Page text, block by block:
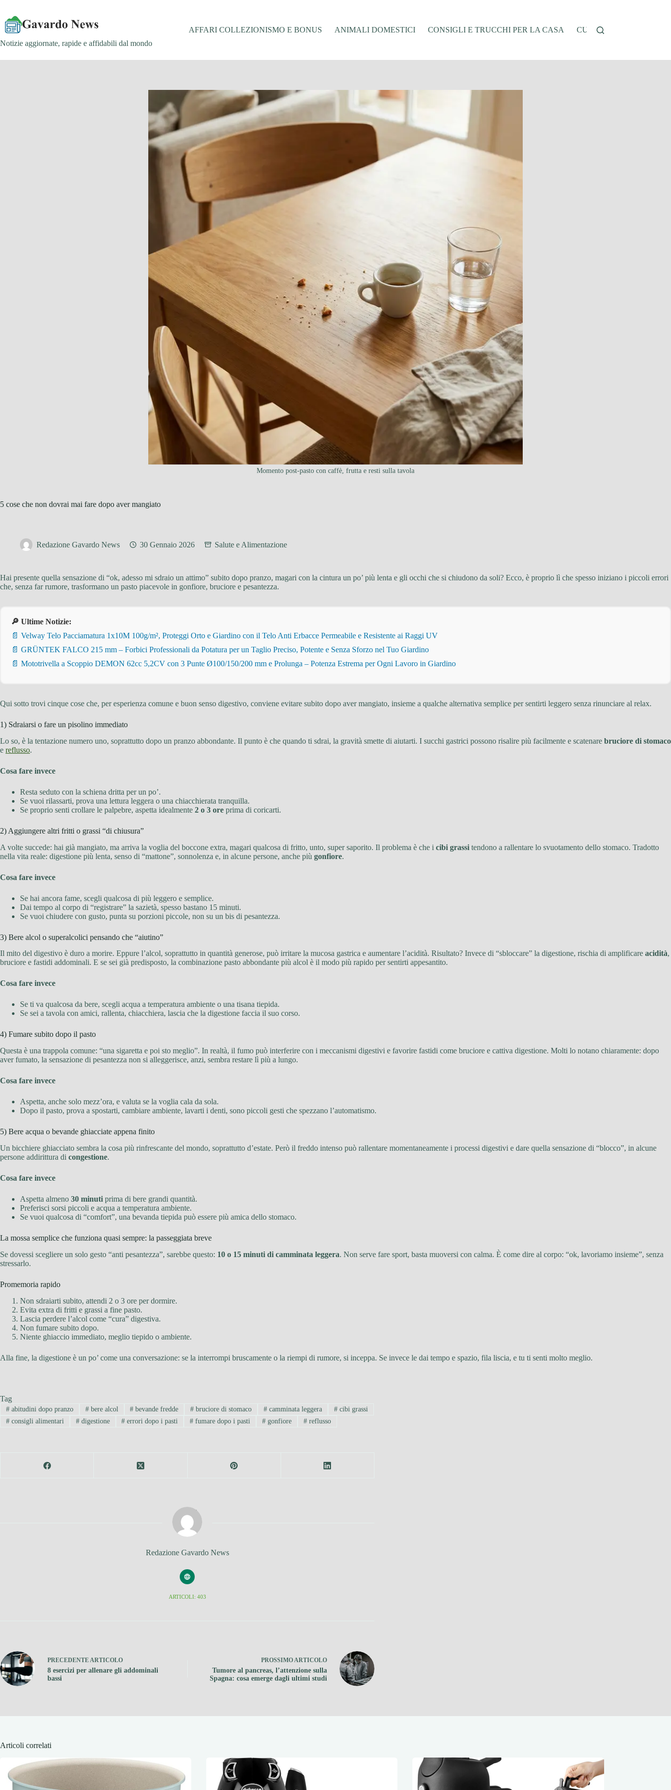
contenuto
Notizie aggiornate, rapide e affidabili dal mondo
AFFARI COLLEZIONISMO E BONUS ANIMALI DOMESTICI CONSIGLI E TRUCCHI PER LA CASA CUCINA E RICETTE
Momento post-pasto con caffè, frutta e resti sulla tavola
5 cose che non dovrai mai fare dopo aver mangiato
Redazione Gavardo News 30 Gennaio 2026 Salute e Alimentazione
Hai presente quella sensazione di “ok, adesso mi sdraio un attimo” subito dopo pranzo, magari con la cintura un po’ più lenta e gli occhi che si chiudono da soli? Ecco, è proprio lì che spesso iniziano i piccoli errori
che, senza far rumore, trasformano un pasto piacevole in gonfiore, bruciore e pesantezza.
🔎 Ultime Notizie:
📄 Velway Telo Pacciamatura 1x10M 100g/m², Proteggi Orto e Giardino con il Telo Anti Erbacce Permeabile e Resistente ai Raggi UV
📄 GRÜNTEK FALCO 215 mm – Forbici Professionali da Potatura per un Taglio Preciso, Potente e Senza Sforzo nel Tuo Giardino
📄 Mototrivella a Scoppio DEMON 62cc 5,2CV con 3 Punte Ø100/150/200 mm e Prolunga – Potenza Estrema per Ogni Lavoro in Giardino
Qui sotto trovi cinque cose che, per esperienza comune e buon senso digestivo, conviene evitare subito dopo aver mangiato, insieme a qualche alternativa semplice per sentirti leggero senza rinunciare al relax.
1) Sdraiarsi o fare un pisolino immediato
Lo so, è la tentazione numero uno, soprattutto dopo un pranzo abbondante. Il punto è che quando ti sdrai, la gravità smette di aiutarti. I succhi gastrici possono risalire più facilmente e scatenare bruciore di stomaco
e reflusso.
Cosa fare invece
Resta seduto con la schiena dritta per un po’.
Se vuoi rilassarti, prova una lettura leggera o una chiacchierata tranquilla.
Se proprio senti crollare le palpebre, aspetta idealmente 2 o 3 ore prima di coricarti.
2) Aggiungere altri fritti o grassi “di chiusura”
A volte succede: hai già mangiato, ma arriva la voglia del boccone extra, magari qualcosa di fritto, unto, super saporito. Il problema è che i cibi grassi tendono a rallentare lo svuotamento dello stomaco. Tradotto
nella vita reale: digestione più lenta, senso di “mattone”, sonnolenza e, in alcune persone, anche più gonfiore.
Cosa fare invece
Se hai ancora fame, scegli qualcosa di più leggero e semplice.
Dai tempo al corpo di “registrare” la sazietà, spesso bastano 15 minuti.
Se vuoi chiudere con gusto, punta su porzioni piccole, non su un bis di pesantezza.
3) Bere alcol o superalcolici pensando che “aiutino”
Il mito del digestivo è duro a morire. Eppure l’alcol, soprattutto in quantità generose, può irritare la mucosa gastrica e aumentare l’acidità. Risultato? Invece di “sbloccare” la digestione, rischia di amplificare acidità,
bruciore e fastidi addominali. E se sei già predisposto, la combinazione pasto abbondante più alcol è il modo più rapido per sentirti appesantito.
Cosa fare invece
Se ti va qualcosa da bere, scegli acqua a temperatura ambiente o una tisana tiepida.
Se sei a tavola con amici, rallenta, chiacchiera, lascia che la digestione faccia il suo corso.
4) Fumare subito dopo il pasto
Questa è una trappola comune: “una sigaretta e poi sto meglio”. In realtà, il fumo può interferire con i meccanismi digestivi e favorire fastidi come bruciore e cattiva digestione. Molti lo notano chiaramente: dopo
aver fumato, la sensazione di pesantezza non si alleggerisce, anzi, sembra restare lì più a lungo.
Cosa fare invece
Aspetta, anche solo mezz’ora, e valuta se la voglia cala da sola.
Dopo il pasto, prova a spostarti, cambiare ambiente, lavarti i denti, sono piccoli gesti che spezzano l’automatismo.
5) Bere acqua o bevande ghiacciate appena finito
Un bicchiere ghiacciato sembra la cosa più rinfrescante del mondo, soprattutto d’estate. Però il freddo intenso può rallentare momentaneamente i processi digestivi e dare quella sensazione di “blocco”, in alcune
persone addirittura di congestione.
Cosa fare invece
Aspetta almeno 30 minuti prima di bere grandi quantità.
Preferisci sorsi piccoli e acqua a temperatura ambiente.
Se vuoi qualcosa di “comfort”, una bevanda tiepida può essere più amica dello stomaco.
La mossa semplice che funziona quasi sempre: la passeggiata breve
Se dovessi scegliere un solo gesto “anti pesantezza”, sarebbe questo: 10 o 15 minuti di camminata leggera. Non serve fare sport, basta muoversi con calma. È come dire al corpo: “ok, lavoriamo insieme”, senza
stressarlo.
Promemoria rapido
Non sdraiarti subito, attendi 2 o 3 ore per dormire.
Evita extra di fritti e grassi a fine pasto.
Lascia perdere l’alcol come “cura” digestiva.
Non fumare subito dopo.
Niente ghiaccio immediato, meglio tiepido o ambiente.
Alla fine, la digestione è un po’ come una conversazione: se la interrompi bruscamente o la riempi di rumore, si inceppa. Se invece le dai tempo e spazio, fila liscia, e tu ti senti molto meglio.
Tag
#abitudini dopo pranzo #bere alcol # bevande fredde # bruciore di stomaco # camminata leggera #cibi grassi
#consigli alimentari #digestione # errori dopo i pasti # fumare dopo i pasti # gonfiore #reflusso
Redazione Gavardo News
ARTICOLI: 403
PRECEDENTEARTICOLO
8 esercizi per allenare gli addominali
bassi
PROSSIMOARTICOLO
Tumore al pancreas, l’attenzione sulla
Spagna: cosa emerge dagli ultimi studi
Articoli correlati